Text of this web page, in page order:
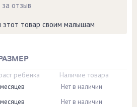
за отзыв
этот товар своим малышам
ребенка Наличие товара
Нет в наличии
Нет в наличии